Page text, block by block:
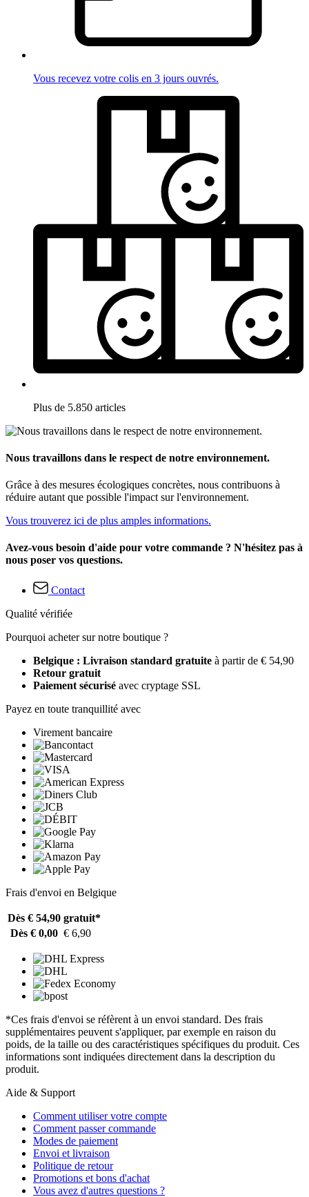
Vous recevez votre colis en 3 jours ouvrés.
Plus de 5.850 articles
Nous travaillons dans le respect de notre environnement.
Grâce à des mesures écologiques concrètes, nous contribuons à
réduire autant que possible l'impact sur l'environnement.
Vous trouverez ici de plus amples informations.
Avez-vous besoin d'aide pour votre commande ? N'hésitez pas à
nous poser vos questions.
Contact
Qualité vérifiée
Pourquoi acheter sur notre boutique ?
Belgique : Livraison standard gratuite à partir de € 54,90
Retour gratuit
Paiement sécurisé avec cryptage SSL
Payez en toute tranquillité avec
Virement bancaire
Frais d'envoi en Belgique
Dès € 54,90 gratuit*
Dès € 0,00 € 6,90
*Ces frais d'envoi se réfèrent à un envoi standard. Des frais
supplémentaires peuvent s'appliquer, par exemple en raison du
poids, de la taille ou des caractéristiques spécifiques du produit. Ces
informations sont indiquées directement dans la description du
produit.
Aide & Support
Comment utiliser votre compte
Comment passer commande
Modes de paiement
Envoi et livraison
Politique de retour
Promotions et bons d'achat
Vous avez d'autres questions ?